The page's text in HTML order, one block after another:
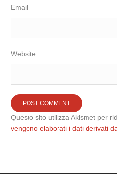
Email
Website
Questo sito utilizza Akismet per
vengono elaborati i dati derivati